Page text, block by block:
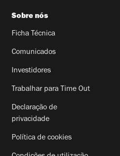
Sobre nós
Ficha Técnica
Comunicados
Investidores
Trabalhar para Time Out
Declaração de
privacidade
Política de cookies